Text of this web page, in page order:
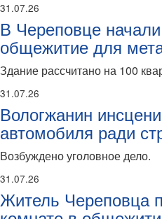
31.07.26
В Череповце
общежитие для
Здание рассчитано на 100
31.07.26
Вологжанин
автомобиля ради
Возбуждено уголовное дело.
31.07.26
Житель Череповца